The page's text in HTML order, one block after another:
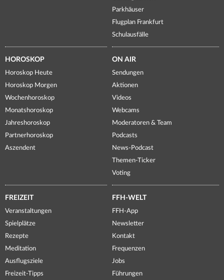
Parkhäuser
Flugplan Frankfurt
Schulausfälle
HOROSKOP
Horoskop Heute
Horoskop Morgen
Wochenhoroskop
Monatshoroskop
Jahreshoroskop
Partnerhoroskop
Aszendent
ON AIR
Sendungen
Aktionen
Videos
Webcams
Moderatoren & Team
Podcasts
News-Podcast
Themen-Ticker
Voting
FREIZEIT
Veranstaltungen
Spielplätze
Rezepte
Meditation
Ausflugsziele
Freizeit-Tipps
FFH-WELT
FFH-App
Newsletter
Kontakt
Frequenzen
Jobs
Führungen